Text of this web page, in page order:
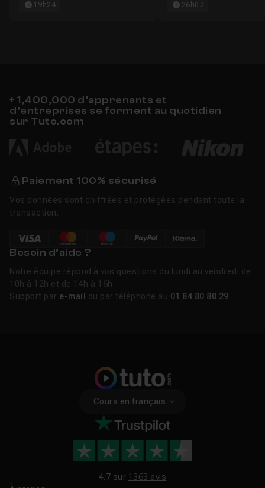
19h24 26h07
+ 1,400,000 d’apprenants et
d’entreprises se forment au quotidien
sur Tuto.com
Paiement 100% sécurisé
Vos données sont chiffrées et protégées pendant toute la
transaction.
Besoin d’aide ?
Notre équipe répond à vos questions du lundi au vendredi de
10h à 12h et de 14h à 16h.
Support par e-mail ou par téléphone au 01 84 80 80 29
Cours en français
4.7 sur 1363 avis